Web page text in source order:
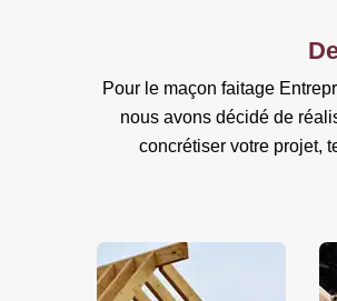
Pour le maçon faitage
nous avons décidé de
concrétiser votre projet,